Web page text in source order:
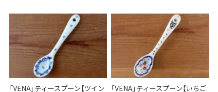
「VENA」ティースプーン【ツイン
「VENA」ティースプーン【いちご